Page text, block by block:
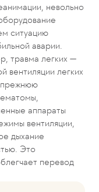
невольно
ситуацию
аварии.
травма легких —
вентиляции легких
прежнюю
аппараты
вентиляции,
дыхание
Это
перевод